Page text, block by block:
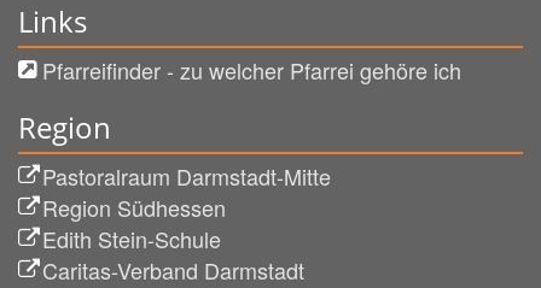
Links
Pfarreifinder - zu welcher Pfarrei gehöre ich
Region
Pastoralraum Darmstadt-Mitte
Region Südhessen
Edith Stein-Schule
Caritas-Verband Darmstadt